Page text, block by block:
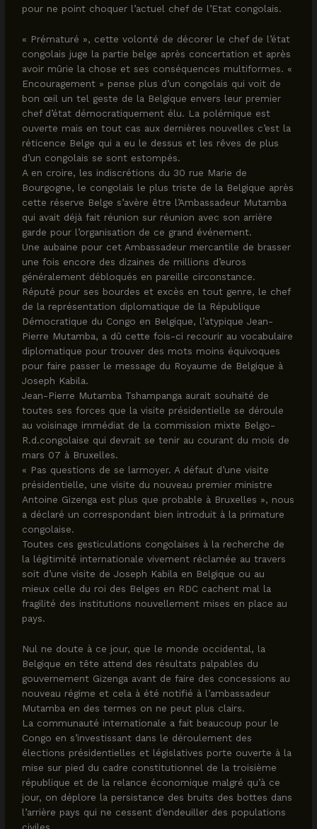
pour ne point choquer l’actuel chef de l’Etat congolais.
« Prématuré », cette volonté de décorer le chef de l’état
congolais juge la partie belge après concertation et après
avoir mûrie la chose et ses conséquences multiformes. «
Encouragement » pense plus d’un congolais qui voit de
bon œil un tel geste de la Belgique envers leur premier
chef d’état démocratiquement élu. La polémique est
ouverte mais en tout cas aux dernières nouvelles c’est la
réticence Belge qui a eu le dessus et les rêves de plus
d’un congolais se sont estompés.
A en croire, les indiscrétions du 30 rue Marie de
Bourgogne, le congolais le plus triste de la Belgique après
cette réserve Belge s’avère être l’Ambassadeur Mutamba
qui avait déjà fait réunion sur réunion avec son arrière
garde pour l’organisation de ce grand événement.
Une aubaine pour cet Ambassadeur mercantile de brasser
une fois encore des dizaines de millions d’euros
généralement débloqués en pareille circonstance.
Réputé pour ses bourdes et excès en tout genre, le chef
de la représentation diplomatique de la République
Démocratique du Congo en Belgique, l’atypique Jean-
Pierre Mutamba, a dû cette fois-ci recourir au vocabulaire
diplomatique pour trouver des mots moins équivoques
pour faire passer le message du Royaume de Belgique à
Joseph Kabila.
Jean-Pierre Mutamba Tshampanga aurait souhaité de
toutes ses forces que la visite présidentielle se déroule
au voisinage immédiat de la commission mixte Belgo-
R.d.congolaise qui devrait se tenir au courant du mois de
mars 07 à Bruxelles.
« Pas questions de se larmoyer. A défaut d’une visite
présidentielle, une visite du nouveau premier ministre
Antoine Gizenga est plus que probable à Bruxelles », nous
a déclaré un correspondant bien introduit à la primature
congolaise.
Toutes ces gesticulations congolaises à la recherche de
la légitimité internationale vivement réclamée au travers
soit d’une visite de Joseph Kabila en Belgique ou au
mieux celle du roi des Belges en RDC cachent mal la
fragilité des institutions nouvellement mises en place au
pays.
Nul ne doute à ce jour, que le monde occidental, la
Belgique en tête attend des résultats palpables du
gouvernement Gizenga avant de faire des concessions au
nouveau régime et cela à été notifié à l’ambassadeur
Mutamba en des termes on ne peut plus clairs.
La communauté internationale a fait beaucoup pour le
Congo en s’investissant dans le déroulement des
élections présidentielles et législatives porte ouverte à la
mise sur pied du cadre constitutionnel de la troisième
république et de la relance économique malgré qu’à ce
jour, on déplore la persistance des bruits des bottes dans
l’arrière pays qui ne cessent d’endeuiller des populations
civiles.